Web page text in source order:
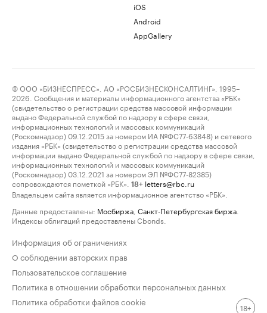
iOS
Android
AppGallery
© ООО «БИЗНЕСПРЕСС», АО «РОСБИЗНЕСКОНСАЛТИНГ», 1995–
2026. Сообщения и материалы информационного агентства «РБК»
(свидетельство о регистрации средства массовой информации
выдано Федеральной службой по надзору в сфере связи,
информационных технологий и массовых коммуникаций
(Роскомнадзор) 09.12.2015 за номером ИА №ФС77-63848) и сетевого
издания «РБК» (свидетельство о регистрации средства массовой
информации выдано Федеральной службой по надзору в сфере связи,
информационных технологий и массовых коммуникаций
(Роскомнадзор) 03.12.2021 за номером ЭЛ №ФС77-82385)
сопровождаются пометкой «РБК».
18+ letters@rbc.ru
Владельцем сайта является информационное агентство «РБК».
Данные предоставлены: Мосбиржа Санкт-Петербургская биржа
Индексы облигаций предоставлены Cbonds.
Информация об ограничениях
О соблюдении авторских прав
Пользовательское соглашение
Политика в отношении обработки персональных данных
Политика обработки файлов cookie
18+